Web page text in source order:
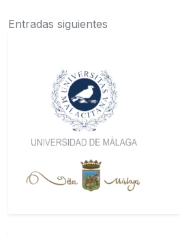
Navegación
entradas
Entradas siguientes